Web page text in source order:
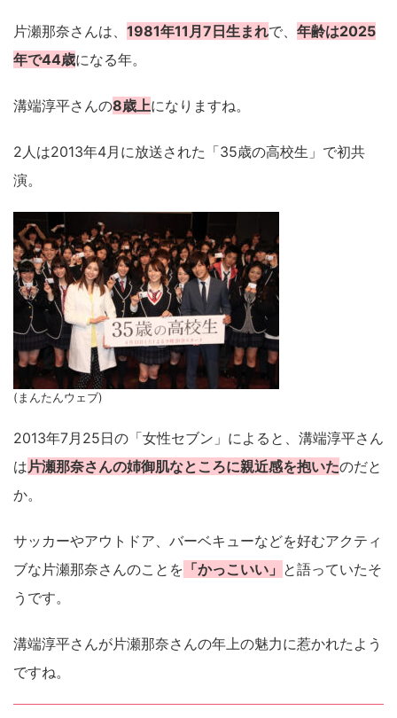
片瀬那奈さんは、 1981年11月7日生まれで、 年齢は2025
年で44歳になる年。
溝端淳平さんの8歳上になりますね。
2人は2013年4月に放送された「35歳の高校生」で初共
演。
(まんたんウェブ)
2013年7月25日の「女性セブン」によると、溝端淳平さん
は片瀬那奈さんの姉御肌なところに親近感を抱いたのだと
か。
サッカーやアウトドア、バーベキューなどを好むアクティ
ブな片瀬那奈さんのことを 「かっこいい」 と語っていたそ
うです。
溝端淳平さんが片瀬那奈さんの年上の魅力に惹かれたよう
ですね。